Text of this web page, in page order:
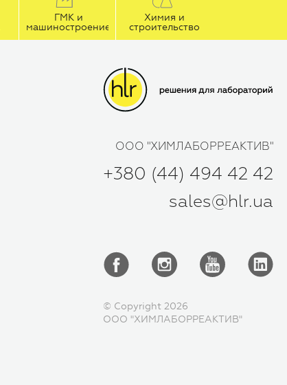
ГМК и
машиностроение
Химия и
строительство
ООО "ХИМЛАБОРРЕАКТИВ"
+380 (44) 494 42 42
sales@hlr.ua
© Copyright 2026
ООО "ХИМЛАБОРРЕАКТИВ"